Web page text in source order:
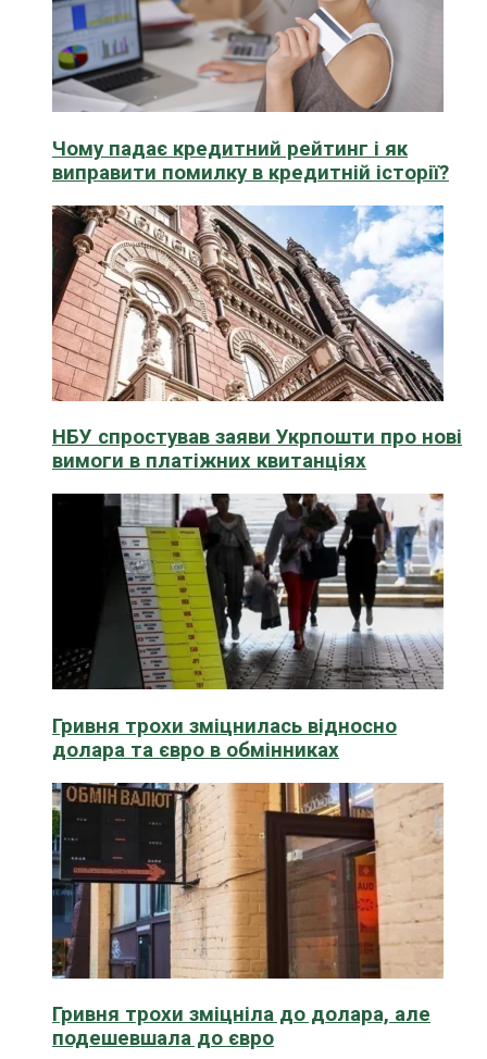
Чому падає кредитний рейтинг і як
виправити помилку в кредитній історії?
НБУ спростував заяви Укрпошти про нові
вимоги в платіжних квитанціях
Гривня трохи зміцнилась відносно
долара та євро в обмінниках
Гривня трохи зміцніла до долара, але
подешевшала до євро